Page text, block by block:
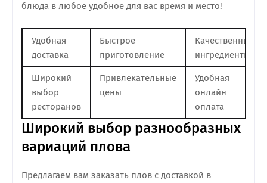
блюда в любое удобное для вас время и место!
Удобная
доставка
Быстрое
приготовление
Качественные
ингредиенты
Широкий
выбор
ресторанов
Привлекательные
цены
Удобная
онлайн
оплата
Широкий выбор разнообразных
вариаций плова
Предлагаем вам заказать плов с доставкой в